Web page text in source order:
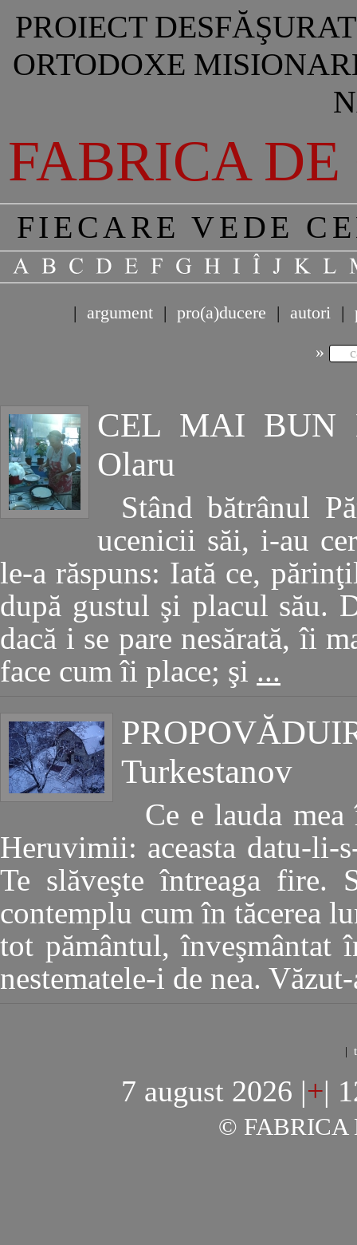
PROIECT
ORTODOXE
FABRICA
FIECARE VEDE
| argument | pro(a)ducere | autori |
»
CEL MAI BUN
Olaru
Stând bătrânul
ucenicii săi, i-au
le-a răspuns: Iată ce,
după gustul şi placul său.
dacă i se pare nesărată, îi
face cum îi place; şi ...
Turkestanov
Ce e lauda
Heruvimii: aceasta datu-li-
Te slăveşte întreaga fire.
contemplu cum în tăcerea
tot pământul, înveşmântat
nestematele-i de nea.
|
7 august 2026 |+|
© FABRICA